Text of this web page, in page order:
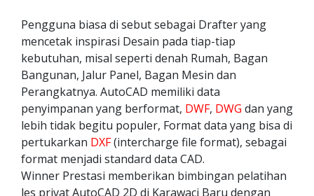
Pengguna biasa di sebut sebagai Drafter yang
mencetak inspirasi Desain pada tiap-tiap
kebutuhan, misal seperti denah Rumah, Bagan
Bangunan, Jalur Panel, Bagan Mesin dan
Perangkatnya. AutoCAD memiliki data
penyimpanan yang berformat, DWF, DWG dan yang
lebih tidak begitu populer, Format data yang bisa di
pertukarkan DXF(intercharge file format), sebagai
format menjadi standard data CAD.
Winner Prestasi memberikan bimbingan pelatihan
les privat AutoCAD 2D di Karawaci Baru dengan